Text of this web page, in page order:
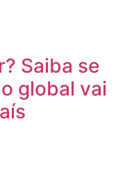
Saiba se
global vai